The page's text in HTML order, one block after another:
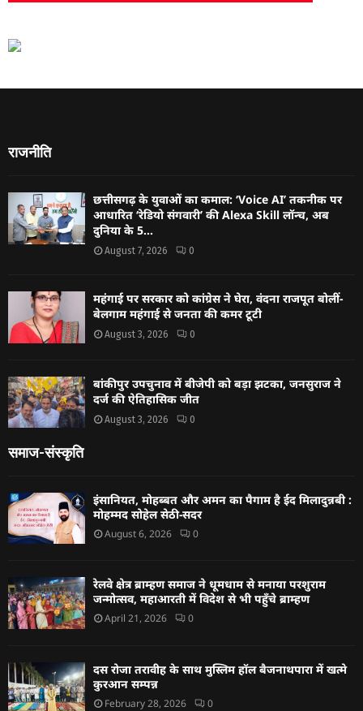
राजनीति
छत्तीसगढ़ के युवाओं का कमाल: ‘Voice AI’ तकनीक पर
आधारित ‘रेडियो संगवारी’ की Alexa Skill लॉन्च, अब
दुनिया के 5...
August 7, 2026 0
महंगाई पर सरकार को कांग्रेस ने घेरा, वंदना राजपूत बोलीं-
बेलगाम महंगाई से जनता की कमर टूटी
August 3, 2026 0
बांकीपुर उपचुनाव में बीजेपी को बड़ा झटका, जनसुराज ने
दर्ज की ऐतिहासिक जीत
August 3, 2026 0
समाज-संस्कृति
इंसानियत, मोहब्बत और अमन का पैगाम है ईद मिलादुन्नबी :
मोहम्मद सोहेल सेठी-सदर
August 6, 2026 0
रेलवे क्षेत्र ब्राम्हण समाज ने धूमधाम से मनाया परशुराम
जन्मोत्सव, महाआरती में विदेश से भी पहुँचे ब्राम्हण
April 21, 2026 0
दस रोजा तरावीह के साथ मुस्लिम हॉल बैजनाथपारा में खत्मे
कुरआन सम्पन्न
February 28, 2026 0